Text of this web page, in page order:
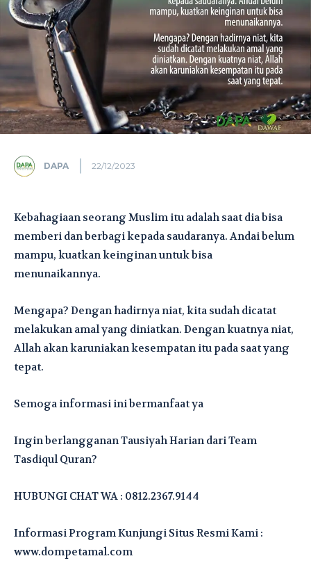
DAPA 22/12/2023
Kebahagiaan seorang Muslim itu adalah saat dia bisa
memberi dan berbagi kepada saudaranya. Andai belum
mampu, kuatkan keinginan untuk bisa
menunaikannya.
Mengapa? Dengan hadirnya niat, kita sudah dicatat
melakukan amal yang diniatkan. Dengan kuatnya niat,
Allah akan karuniakan kesempatan itu pada saat yang
tepat.
Semoga informasi ini bermanfaat ya
Ingin berlangganan Tausiyah Harian dari Team
Tasdiqul Quran?
HUBUNGI CHAT WA : 0812.2367.9144
Informasi Program Kunjungi Situs Resmi Kami :
www.dompetamal.com